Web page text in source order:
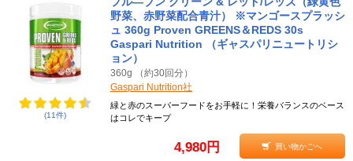
(11件)
野菜、赤野菜配合青汁） ※マンゴースプラッシ
ュ 360g Proven GREENS＆REDS 30s
Gaspari Nutrition （ギャスパリニュートリシ
ョン）
360g （約30回分）
Gaspari Nutrition社
緑と赤のスーパーフードをお手軽に！栄養バランスのベース
はコレでキープ
4,980円 買い物かごへ